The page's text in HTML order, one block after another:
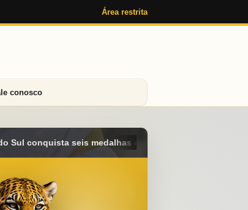
Área restrita
conosco
o 4º lugar geral no Campeonato Brasileiro Sub-15 em